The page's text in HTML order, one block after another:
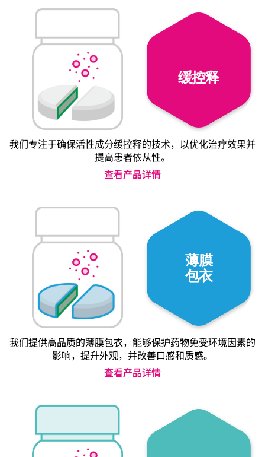
缓控释
我们专注于确保活性成分缓控释的技术，以优化治疗效果并
提高患者依从性。
查看产品详情
薄膜
包衣
我们提供高品质的薄膜包衣，能够保护药物免受环境因素的
影响，提升外观，并改善口感和质感。
查看产品详情